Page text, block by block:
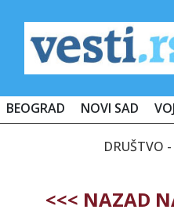
BEOGRAD NOVI SAD
DRUŠTVO
<<< NAZAD